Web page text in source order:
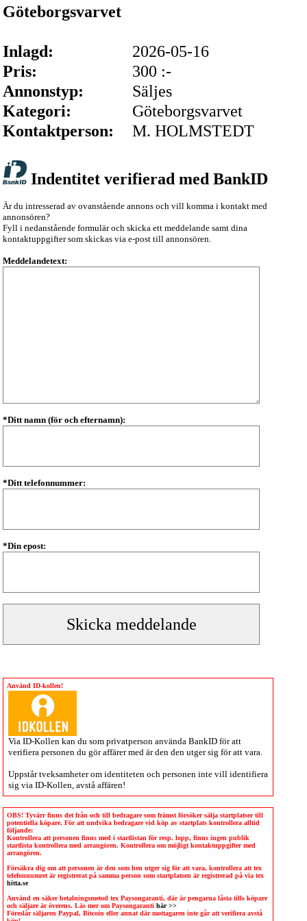
Göteborgsvarvet
Inlagd:
2026-05-16
Pris:
300 :-
Annonstyp:
Säljes
Kategori:
Göteborgsvarvet
Kontaktperson:
M. HOLMSTEDT
Indentitet verifierad med BankID
Är du intresserad av ovanstående annons och vill komma i kontakt med
annonsören?
Fyll i nedanstående formulär och skicka ett meddelande samt dina
kontaktuppgifter som skickas via e-post till annonsören.
Meddelandetext:
*Ditt namn (för och efternamn):
*Ditt telefonnummer:
*Din epost:
Använd ID-kollen!
Via ID-Kollen kan du som privatperson använda BankID för att
verifiera personen du gör affärer med är den den utger sig för att vara.
Uppstår tveksamheter om identiteten och personen inte vill identifiera
sig via ID-Kollen , avstå affären!
OBS! Tyvärr finns det från och till bedragare som främst försöker sälja startplatser till
potentiella köpare. För att undvika bedragare vid köp av startplats kontrollera alltid
följande:
Kontrollera att personen finns med i startlistan för resp. lopp, finns ingen publik
startlista kontrollera med arrangören. Kontrollera om möjligt kontaktuppgifter med
arrangören.
Försäkra dig om att personen är den som hen utger sig för att vara, kontrollera att tex
telefonnumret är registrerat på samma person som startplatsen är registrerad på via tex
hitta.se
Använd en säker betalningsmetod tex Paysongaranti, där är pengarna låsta tills köpare
och säljare är överens. Läs mer om Paysongaranti här >>
Föreslår säljaren Paypal, Bitcoin eller annat där mottagaren inte går att verifiera avstå